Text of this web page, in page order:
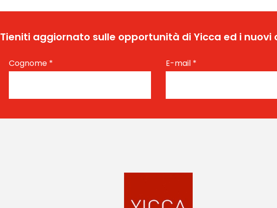
Tieniti aggiornato sulle opportunità di Yicca ed i nuovi
Cognome * E-mail *